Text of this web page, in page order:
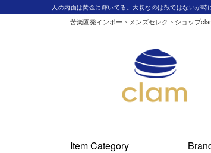
人の内面は黄金に輝いてる。大切なのは殻ではないが時
苦楽園発インポートメンズセレクトショップ
Item Category